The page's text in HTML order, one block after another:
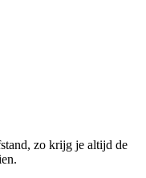
zo krijg je altijd de